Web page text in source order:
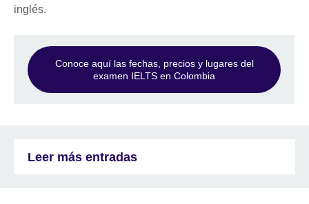
inglés.
Conoce aquí las fechas, precios y lugares del
examen IELTS en Colombia
Leer más entradas